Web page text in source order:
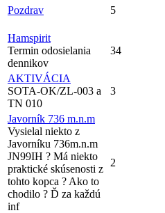
Pozdrav 5
Hamspirit
Termin odosielania
dennikov
34
AKTIVÁCIA
SOTA-OK/ZL-003 a
TN 010
3
Javorník 736 m.n.m
Vysielal niekto z
Javorníku 736m.n.m
JN99IH ? Má niekto
praktické skúsenosti z
tohto kopca ? Ako to
chodilo ? Ď za každú
inf
2